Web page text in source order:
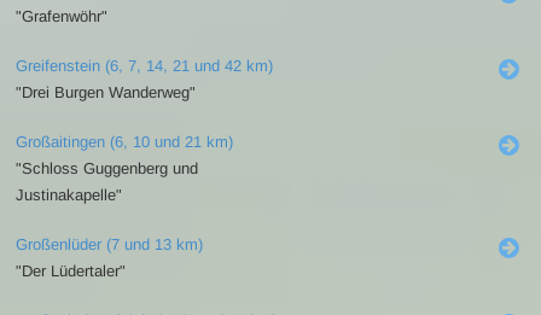
"Grafenwöhr"
Greifenstein (6, 7, 14, 21 und 42 km)
"Drei Burgen Wanderweg"
Großaitingen (6, 10 und 21 km)
"Schloss Guggenberg und
Justinakapelle"
Großenlüder (7 und 13 km)
"Der Lüdertaler"